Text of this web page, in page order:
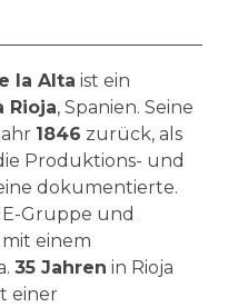
la Alta ist ein
Rioja, Spanien. Seine
1846 zurück, als
Produktions- und
dokumentierte.
Gruppe und
einem
35 Jahren in Rioja
einer